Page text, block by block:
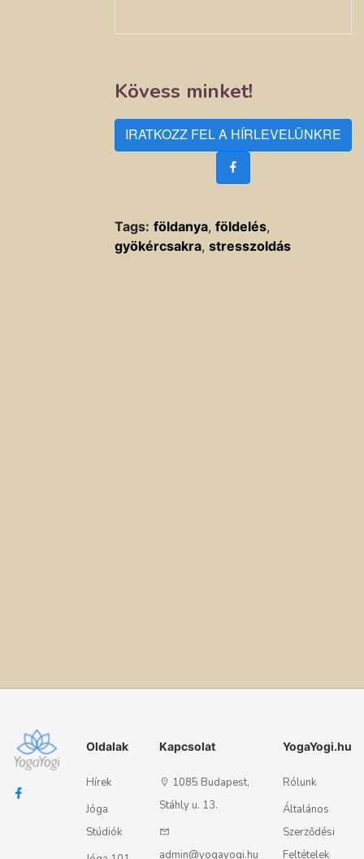
Kövess minket!
IRATKOZZ FEL A HÍRLEVELÜNKRE
Tags: földanya, földelés,
gyökércsakra, stresszoldás
Oldalak
Hírek
Jóga
Stúdiók
Kapcsolat
1085 Budapest,
Stáhly u. 13.
admin@yogayogi.hu
YogaYogi.hu
Rólunk
Általános
Szerződési
Feltételek